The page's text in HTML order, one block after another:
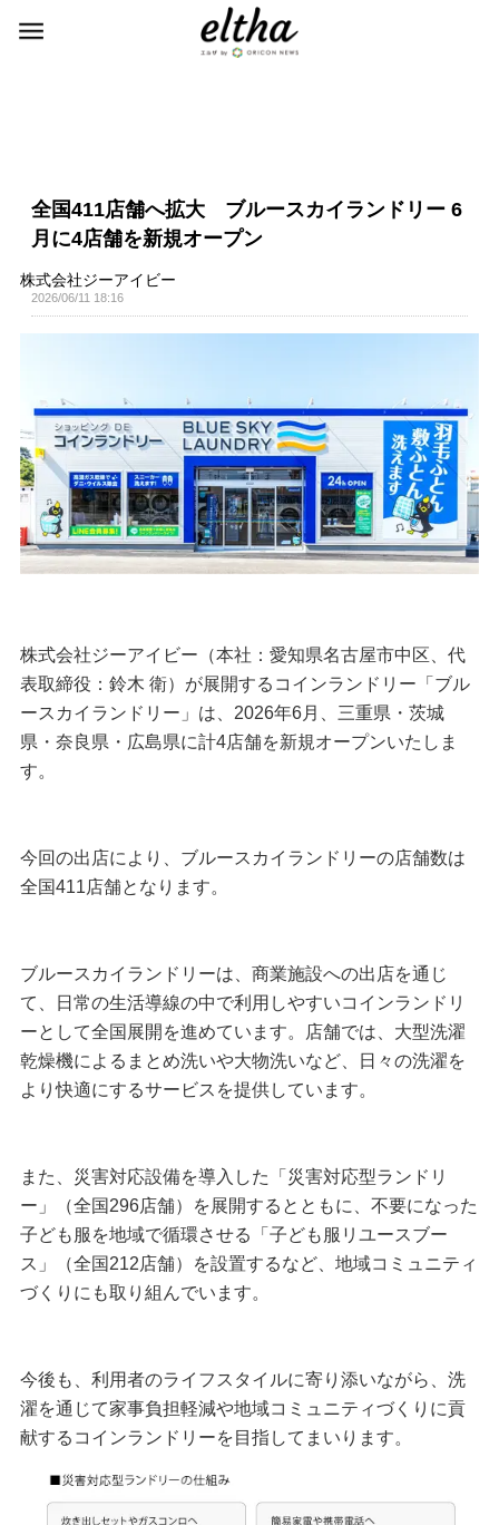
全国411店舗へ拡大 ブルースカイランドリー 6
月に4店舗を新規オープン
株式会社ジーアイビー
2026/06/11 18:16
株式会社ジーアイビー（本社：愛知県名古屋市中区、代
表取締役：鈴木 衛）が展開するコインランドリー「ブル
ースカイランドリー」は、2026年6月、三重県・茨城
県・奈良県・広島県に計4店舗を新規オープンいたしま
す。
今回の出店により、ブルースカイランドリーの店舗数は
全国411店舗となります。
ブルースカイランドリーは、商業施設への出店を通じ
て、日常の生活導線の中で利用しやすいコインランドリ
ーとして全国展開を進めています。店舗では、大型洗濯
乾燥機によるまとめ洗いや大物洗いなど、日々の洗濯を
より快適にするサービスを提供しています。
また、災害対応設備を導入した「災害対応型ランドリ
ー」（全国296店舗）を展開するとともに、不要になった
子ども服を地域で循環させる「子ども服リユースブー
ス」（全国212店舗）を設置するなど、地域コミュニティ
づくりにも取り組んでいます。
今後も、利用者のライフスタイルに寄り添いながら、洗
濯を通じて家事負担軽減や地域コミュニティづくりに貢
献するコインランドリーを目指してまいります。